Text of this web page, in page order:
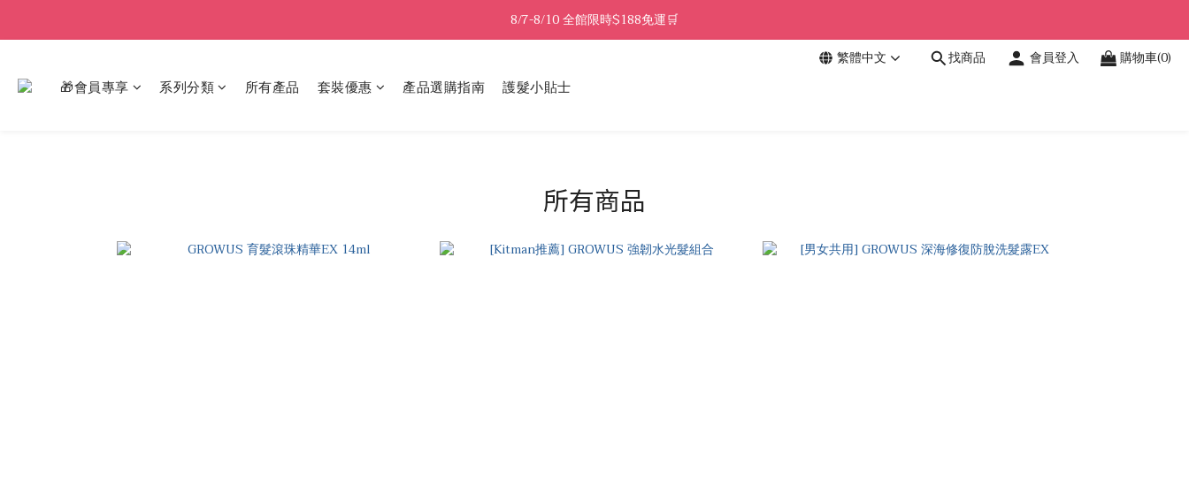
8/7-8/10 全館限時$188免運🛒
8/7-8/10 全館限時$188免運🛒
8/7-8/10 全館限時$188免運🛒
繁體中文 找商品 會員登入 購物車(0)
🎁會員專享 系列分類 所有產品 套裝優惠 產品選購指南 護髮小貼士
所有商品